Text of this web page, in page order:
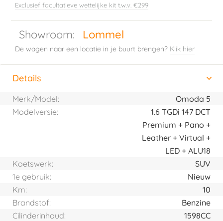
Exclusief facultatieve wettelijke kit t.w.v. €299
Showroom: Lommel
De wagen naar een locatie in je buurt brengen? Klik hier
Horizontal tab group
Details
Merk/Model:
Omoda 5
Modelversie:
1.6 TGDi 147 DCT
Premium + Pano +
Leather + Virtual +
LED + ALU18
Koetswerk:
SUV
1e gebruik:
Nieuw
Km:
10
Brandstof:
Benzine
Cilinderinhoud:
1598CC